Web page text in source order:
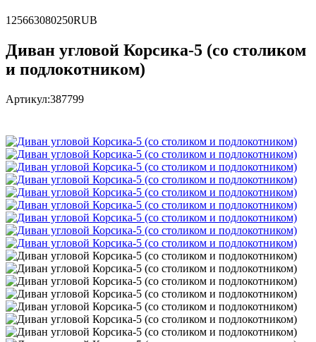
125663080250RUB
Диван угловой Корсика-5 (со столиком
и подлокотником)
Артикул:387799